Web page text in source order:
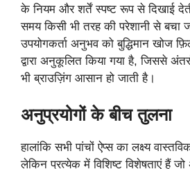
के नियम और शर्तें स्पष्ट रूप से दिखाई
समय किसी भी तरह की परेशानी से बचा
उपयोगकर्ता अनुभव को बुद्धिमान खोज
द्वारा अनुकूलित किया गया है, जिससे
भी ब्राउज़िंग आसान हो जाती है।
अनुप्रयोगों के बीच तुलना
हालांकि सभी पांचों ऐप्स का लक्ष्य
लेकिन प्रत्येक में विशिष्ट विशेषताएं हैं